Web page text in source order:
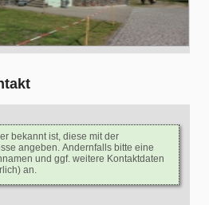
bekannt ist, diese mit der
angeben. Andernfalls bitte eine
und ggf. weitere Kontaktdaten
an.